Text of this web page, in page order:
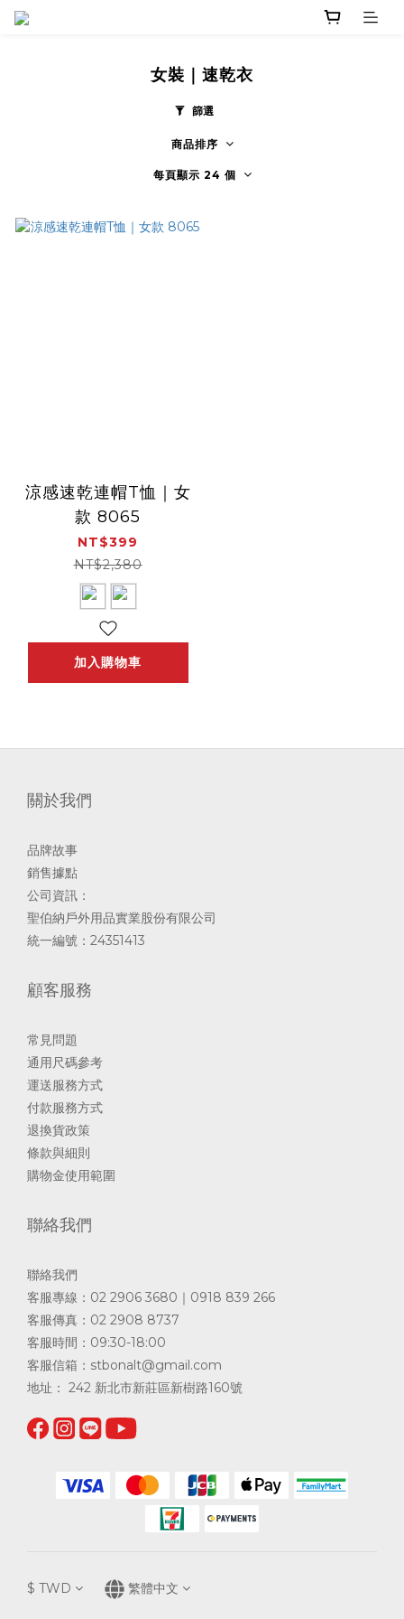
女裝｜速乾衣
篩選
商品排序
每頁顯示 24 個
涼感速乾連帽T恤｜女
款 8065
NT$399
NT$2,380
加入購物車
關於我們
品牌故事
銷售據點
公司資訊：
聖伯納戶外用品實業股份有限公司
統一編號：24351413
顧客服務
常見問題
通用尺碼參考
運送服務方式
付款服務方式
退換貨政策
條款與細則
購物金使用範圍
聯絡我們
聯絡我們
客服專線：02 2906 3680｜0918 839 266
客服傳真：02 2908 8737
客服時間：09:30-18:00
客服信箱： stbonalt@gmail.com
地址： 242 新北市新莊區新樹路160號
$ TWD 繁體中文